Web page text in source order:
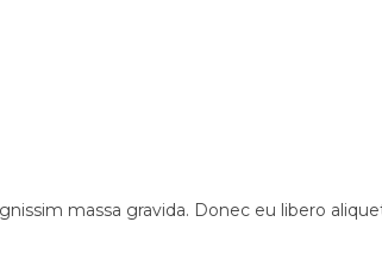
massa gravida. Donec eu libero